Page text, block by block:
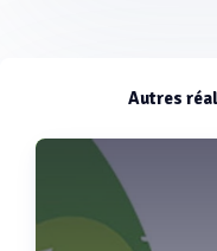
Autres